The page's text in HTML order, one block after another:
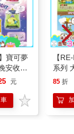
寶可夢
安收藏
元
【
系列
的戶
85 折